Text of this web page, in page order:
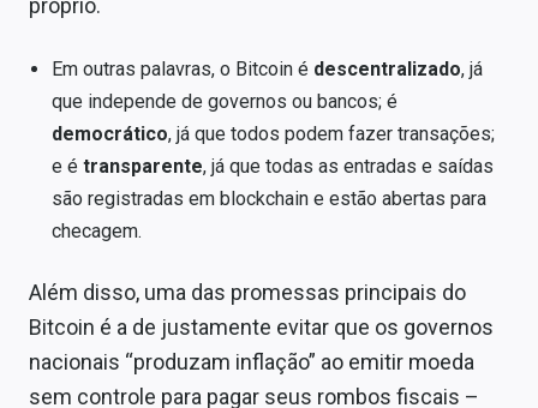
próprio.
Em outras palavras, o Bitcoin é descentralizado, já
que independe de governos ou bancos; é
democrático, já que todos podem fazer transações;
e étransparente, já que todas as entradas e saídas
são registradas em blockchain e estão abertas para
checagem.
Além disso, uma das promessas principais do
Bitcoin é a de justamente evitar que os governos
nacionais “produzam inflação” ao emitir moeda
sem controle para pagar seus rombos fiscais –